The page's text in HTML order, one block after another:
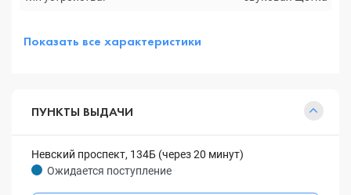
Показать все характеристики
ПУНКТЫ ВЫДАЧИ
Невский проспект, 134Б (через 20 минут)
Ожидается поступление